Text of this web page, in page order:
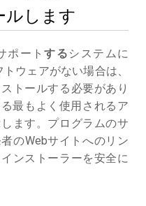
ルします
ポートする システムに
ウェアがない場合は、
トールする必要があり
最もよく使用されるア
ます。プログラムのサ
のWebサイトへのリン
ンストーラーを安全に